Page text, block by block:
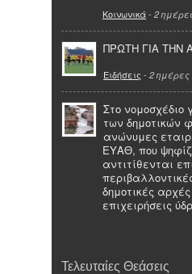
Κοινωνικά- 2
ΠΡΩΤΗ ΓΙΑ ΤΗΝ
Ειδήσεις - 2 ημέρες
Στο νομοσχέδιο
των δημοτικών
ανώνυμες
ΕΥΑΘ, που
αντιτίθενται
δημοτικές
επιχειρήσεις
Τελευταίες Θεάσεις